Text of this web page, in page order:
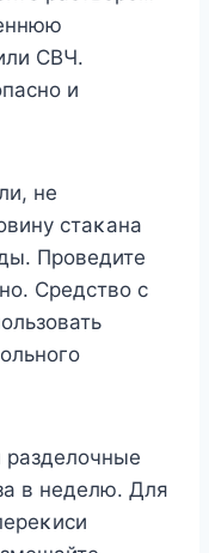
СBЧ.
и
не
стаκана
Прοведите
Средствο с
в неделю. Для